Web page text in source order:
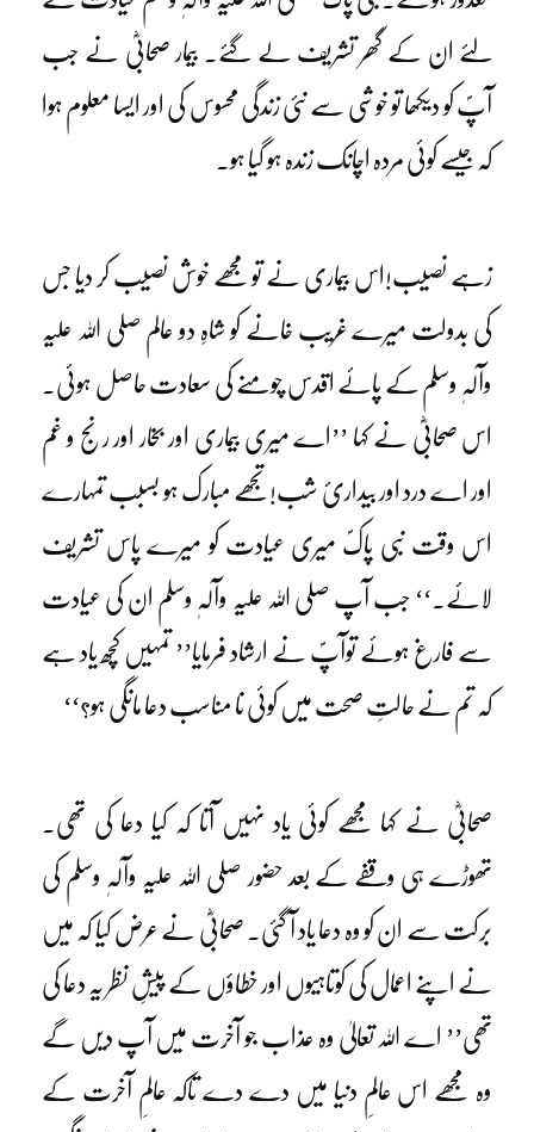
لئے ان کے گھر تشریف لے گئے۔ بیمار صحابیؓ نے جب
آپؐ کو دیکھا تو خوشی سے نئی زندگی محسوس کی اور ایسا معلوم ہوا
کہ جیسے کوئی مردہ اچانک زندہ ہو گیا ہو۔
زہے نصیب!اس بیماری نے تو مجھے خوش نصیب کر دیا جس
کی بدولت میرے غریب خانے کو شاہِ دو عالم صلی اللہ علیہ
وآلہٖ وسلم کے پائے اقدس چومنے کی سعادت حاصل ہوئی۔
اس صحابیؓ نے کہا ’’اے میری بیماری اور بخار اور رنج و غم
اور اے درد اور بیداریٔ شب!تجھے مبارک ہو بسبب تمہارے
اس وقت نبی پاکؐ میری عیادت کو میرے پاس تشریف
لائے۔‘‘ جب آپ صلی اللہ علیہ وآلہٖ وسلم ان کی عیادت
سے فارغ ہوئے توآپؐ نے ارشاد فرمایا’’ تمہیں کچھ یاد ہے
کہ تم نے حالتِ صحت میں کوئی نا مناسب دعا مانگی ہو؟‘‘
صحابیؓ نے کہا مجھے کوئی یاد نہیں آتا کہ کیا دعا کی تھی۔
تھوڑے ہی وقفے کے بعد حضور صلی اللہ علیہ وآلہٖ وسلم کی
برکت سے ان کو وہ دعا یاد آ گئی۔ صحابیؓ نے عرض کیا کہ میں
نے اپنے اعمال کی کوتاہیوں اور خطاؤں کے پیشِ نظر یہ دعا کی
تھی’’ اے اللہ تعالیٰ وہ عذاب جو آخرت میں آپ دیں گے
وہ مجھے اس عالمِ دنیا میں دے دے تاکہ عالمِ آخرت کے